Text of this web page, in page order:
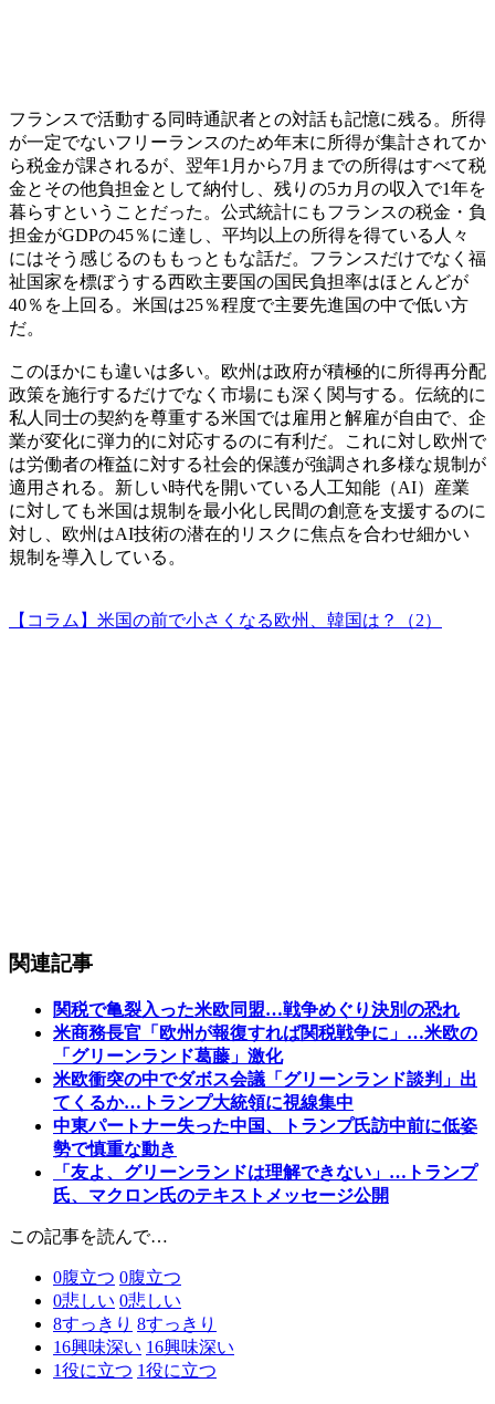
フランスで活動する同時通訳者との対話も記憶に残る。所得
が一定でないフリーランスのため年末に所得が集計されてか
ら税金が課されるが、翌年1月から7月までの所得はすべて税
金とその他負担金として納付し、残りの5カ月の収入で1年を
暮らすということだった。公式統計にもフランスの税金・負
担金がGDPの45％に達し、平均以上の所得を得ている人々
にはそう感じるのももっともな話だ。フランスだけでなく福
祉国家を標ぼうする西欧主要国の国民負担率はほとんどが
40％を上回る。米国は25％程度で主要先進国の中で低い方
だ。
このほかにも違いは多い。欧州は政府が積極的に所得再分配
政策を施行するだけでなく市場にも深く関与する。伝統的に
私人同士の契約を尊重する米国では雇用と解雇が自由で、企
業が変化に弾力的に対応するのに有利だ。これに対し欧州で
は労働者の権益に対する社会的保護が強調され多様な規制が
適用される。新しい時代を開いている人工知能（AI）産業
に対しても米国は規制を最小化し民間の創意を支援するのに
対し、欧州はAI技術の潜在的リスクに焦点を合わせ細かい
規制を導入している。
【コラム】米国の前で小さくなる欧州、韓国は？（2）
関連記事
関税で亀裂入った米欧同盟…戦争めぐり決別の恐れ
米商務長官「欧州が報復すれば関税戦争に」…米欧の
「グリーンランド葛藤」激化
米欧衝突の中でダボス会議「グリーンランド談判」出
てくるか…トランプ大統領に視線集中
中東パートナー失った中国、トランプ氏訪中前に低姿
勢で慎重な動き
「友よ、グリーンランドは理解できない」…トランプ
氏、マクロン氏のテキストメッセージ公開
この記事を読んで…
0腹立つ 0腹立つ
0悲しい 0悲しい
8すっきり 8すっきり
16興味深い 16興味深い
1役に立つ 1役に立つ